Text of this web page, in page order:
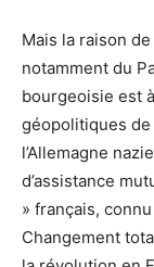
Mais la raison
notamment du
bourgeoisie est
géopolitiques de
l’Allemagne
d’assistance
» français,
Changement